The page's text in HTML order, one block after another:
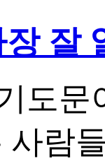
잘
도
사람